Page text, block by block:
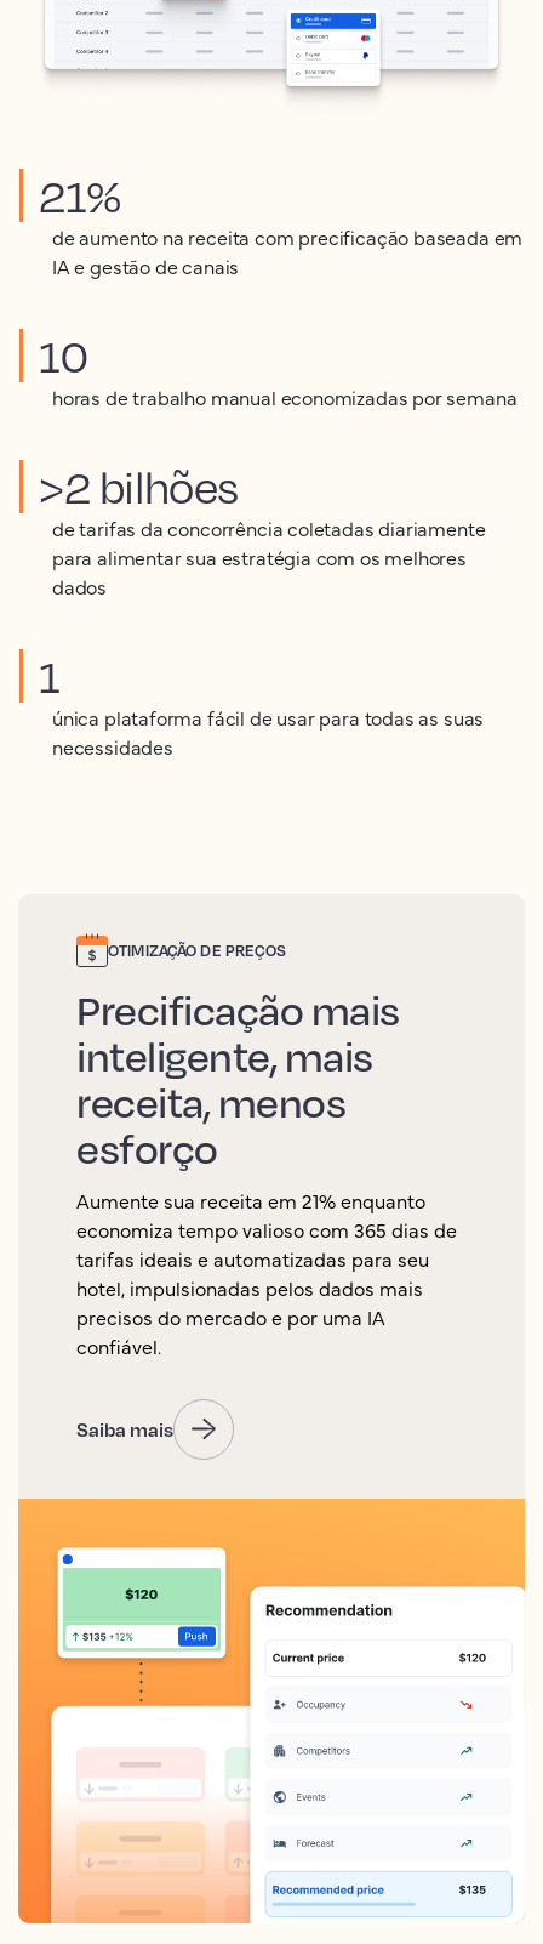
21%
de aumento na receita com precificação baseada em
IA e gestão de canais
10
horas de trabalho manual economizadas por semana
>2 bilhões
de tarifas da concorrência coletadas diariamente
para alimentar sua estratégia com os melhores
dados
1
única plataforma fácil de usar para todas as suas
necessidades
OTIMIZAÇÃO DE PREÇOS
Precificação mais
inteligente, mais
receita, menos
esforço
Aumente sua receita em 21% enquanto
economiza tempo valioso com 365 dias de
tarifas ideais e automatizadas para seu
hotel, impulsionadas pelos dados mais
precisos do mercado e por uma IA
confiável.
Saiba mais